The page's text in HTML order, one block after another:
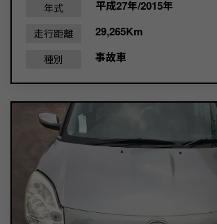
年式 平成27年/2015年
走行距離 29,265Km
種別 事故車